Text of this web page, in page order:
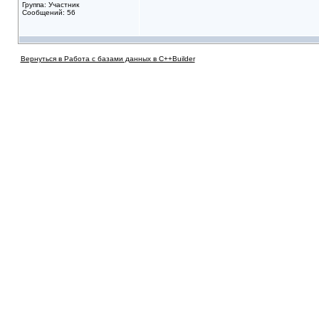
Группа: Участник
Сообщений: 56
Вернуться в Работа с базами данных в C++Builder